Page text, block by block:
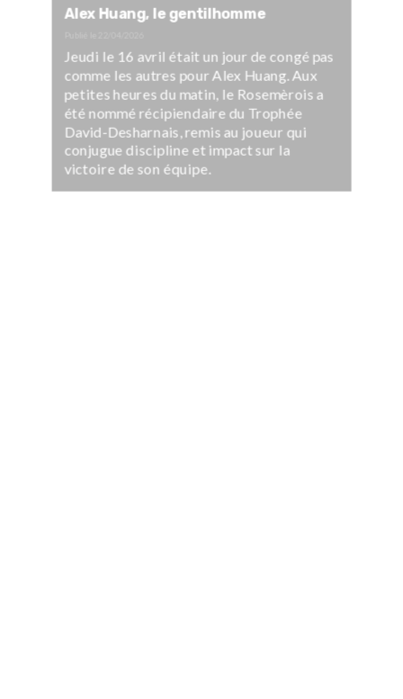
Alex Huang, le gentilhomme
Jeudi le 16 avril était un jour de congé pas
comme les autres pour Alex Huang. Aux
petites heures du matin, le Rosemèrois a
été nommé récipiendaire du Trophée
David-Desharnais, remis au joueur qui
conjugue discipline et impact sur la
victoire de son équipe.